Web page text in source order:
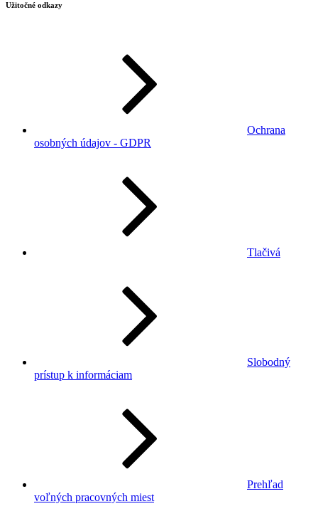
Užitočné odkazy
Ochrana
osobných údajov - GDPR
Tlačivá
Slobodný
prístup k informáciam
Prehľad
voľných pracovných miest